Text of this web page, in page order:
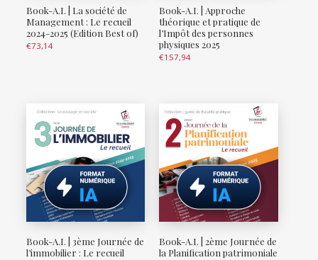
Book-A.I. | La société de
Management : Le recueil
2024-2025 (Edition Best of)
€73,14
Book-A.I. | Approche
théorique et pratique de
l’Impôt des personnes
physiques 2025
€157,94
Book-A.I. | 3ème Journée de
l’immobilier : Le recueil
Book-A.I. | 2ème Journée de
la Planification patrimoniale